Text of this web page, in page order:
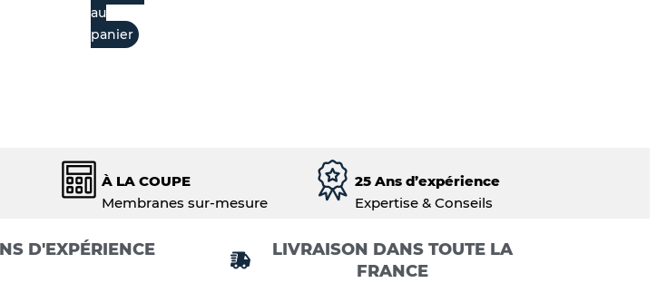
au
panier
À LA COUPE
Membranes sur-mesure
25 Ans d’expérience
Expertise & Conseils
D'EXPÉRIENCE
LIVRAISON DANS TOUTE LA
FRANCE